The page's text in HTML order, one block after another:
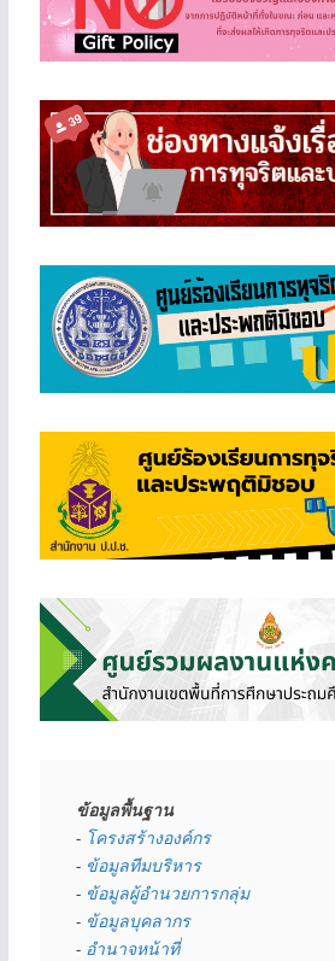
ข้อมูลพื้นฐาน
- โครงสร้างองค์กร
- ข้อมูลทีมบริหาร
- ข้อมูลผู้อำนวยการกลุ่ม
- ข้อมูลบุคลากร
- อำนาจหน้าที่